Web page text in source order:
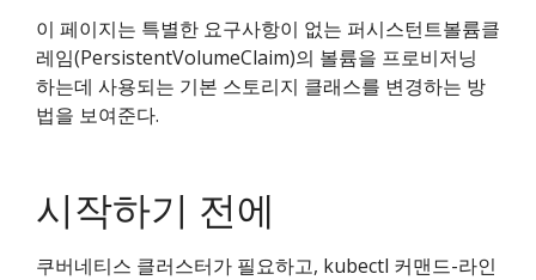
이 페이지는 특별한 요구사항이 없는 퍼시스턴트볼륨클
레임(PersistentVolumeClaim)의 볼륨을 프로비저닝
하는데 사용되는 기본 스토리지 클래스를 변경하는 방
법을 보여준다.
시작하기 전에
쿠버네티스 클러스터가 필요하고, kubectl 커맨드-라인